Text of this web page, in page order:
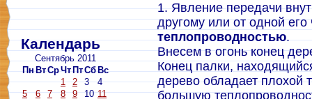
Календарь
Сентябрь 2011
ПнВтСрЧтПтСбВс
1 2 3
4
5
6 7 8 9 10 11
1. Явление передачи
другому или от одной его
теплопроводностью.
Внесем в огонь конец
Конец палки,
дерево обладает
большую